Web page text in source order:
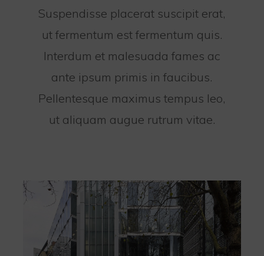
Suspendisse placerat suscipit erat,
ut fermentum est fermentum quis.
Interdum et malesuada fames ac
ante ipsum primis in faucibus.
Pellentesque maximus tempus leo,
ut aliquam augue rutrum vitae.